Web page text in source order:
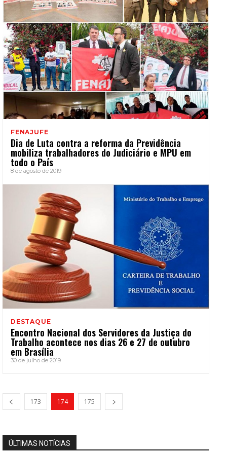
FENAJUFE
Dia de Luta contra a reforma da Previdência
mobiliza trabalhadores do Judiciário e MPU em
todo o País
8 de agosto de 2019
DESTAQUE
Encontro Nacional dos Servidores da Justiça do
Trabalho acontece nos dias 26 e 27 de outubro
em Brasília
30 de julho de 2019
173 174 175
ÚLTIMAS NOTÍCIAS